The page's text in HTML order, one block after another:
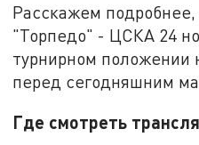
Расскажем подробнее,
"Торпедо" - ЦСКА 24
турнирном положении
перед сегодняшним
Где смотреть